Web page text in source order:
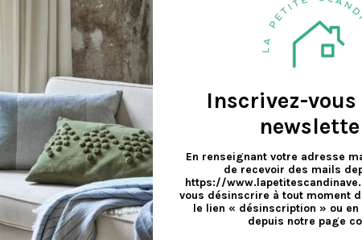
DESCRIPTION
sont tombés amoureux de deux jolies scandinaves il y a 15 ans
et du design scandinaves.
parfumées en rapport avec la nature et le style de vie
et magique dont les scandinaves ont seuls le secret. Les
qu’il est vraiment difficile à traduire. Dans son essence,
Inscrivez-
En renseignant votre adresse
de recevoir des mails
https://
vous désinscrire à tout moment
le lien « désinscription » ou
depuis notre page